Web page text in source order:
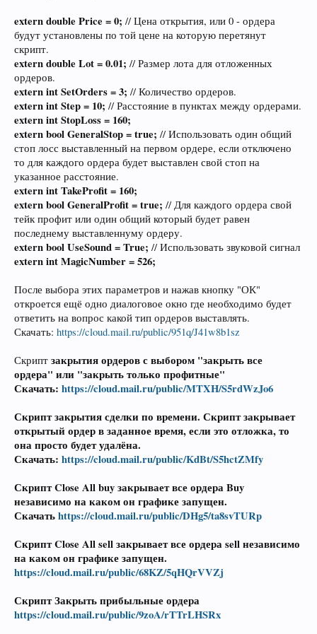
extern double Price = 0; // Цена открытия, или 0 - ордера
будут установлены по той цене на которую перетянут
скрипт.
extern double Lot = 0.01; // Размер лота для отложенных
ордеров.
extern int SetOrders = 3; // Количество ордеров.
extern int Step = 10; // Расстояние в пунктах между ордерами.
extern int StopLoss = 160;
extern bool GeneralStop = true; // Использовать один общий
стоп лосс выставленный на первом ордере, если отключено
то для каждого ордера будет выставлен свой стоп на
указанное расстояние.
extern int TakeProfit = 160;
extern bool GeneralProfit = true; // Для каждого ордера свой
тейк профит или один общий который будет равен
последнему выставленнуму ордеру.
extern bool UseSound = True; // Использовать звуковой сигнал
extern int MagicNumber = 526;
После выбора этих параметров и нажав кнопку "ОК"
откроется ещё одно диалоговое окно где необходимо будет
ответить на вопрос какой тип ордеров выставлять.
Скачать: https://cloud.mail.ru/public/951q/J41w8b1sz
Скрипт закрытия ордеров с выбором "закрыть все
ордера" или "закрыть только профитные"
Скачать: https://cloud.mail.ru/public/MTXH/S5rdWzJo6
Скрипт закрытия сделки по времени. Скрипт закрывает
открытый ордер в заданное время, если это отложка, то
она просто будет удалёна.
Скачать: https://cloud.mail.ru/public/KdBt/S5hctZMfy
Скрипт Close All buyзакрывает все ордера Buy
независимо на каком он графике запущен.
Скачатьhttps://cloud.mail.ru/public/DHg5/ta8svTURp
Скрипт Close All sellзакрывает все ордера sell независимо
на каком он графике запущен.
https://cloud.mail.ru/public/68KZ/5qHQrVVZj
СкриптЗакрыть прибыльные ордера
https://cloud.mail.ru/public/9zoA/rTTrLHSRx